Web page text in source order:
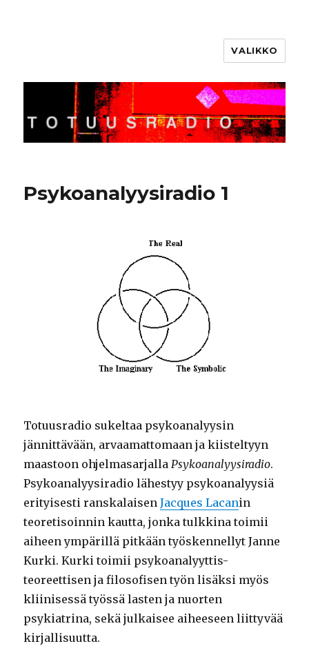
VALIKKO
Psykoanalyysiradio 1
Totuusradio sukeltaa psykoanalyysin
jännittävään, arvaamattomaan ja kiisteltyyn
maastoon ohjelmasarjalla Psykoanalyysiradio.
Psykoanalyysiradio lähestyy psykoanalyysiä
erityisesti ranskalaisenJacques Lacanin
teoretisoinnin kautta, jonka tulkkina toimii
aiheen ympärillä pitkään työskennellyt Janne
Kurki. Kurki toimii psykoanalyyttis-
teoreettisen ja filosofisen työn lisäksi myös
kliinisessä työssä lasten ja nuorten
psykiatrina, sekä julkaisee aiheeseen liittyvää
kirjallisuutta.